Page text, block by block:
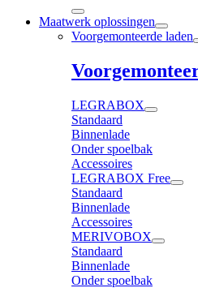
Maatwerk oplossingen
Voorgemonteerde laden
LEGRABOX
Standaard
Binnenlade
Onder spoelbak
Accessoires
LEGRABOX Free
Standaard
Binnenlade
Accessoires
MERIVOBOX
Standaard
Binnenlade
Onder spoelbak